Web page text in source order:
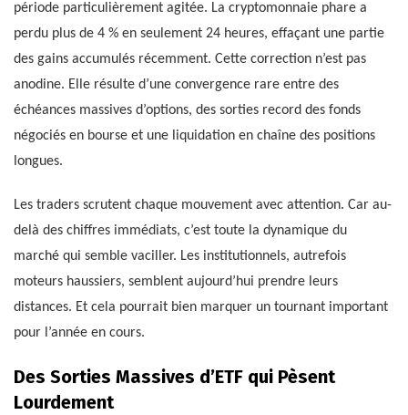
période particulièrement agitée. La cryptomonnaie phare a
perdu plus de 4 % en seulement 24 heures, effaçant une partie
des gains accumulés récemment. Cette correction n’est pas
anodine. Elle résulte d’une convergence rare entre des
échéances massives d’options, des sorties record des fonds
négociés en bourse et une liquidation en chaîne des positions
longues.
Les traders scrutent chaque mouvement avec attention. Car au-
delà des chiffres immédiats, c’est toute la dynamique du
marché qui semble vaciller. Les institutionnels, autrefois
moteurs haussiers, semblent aujourd’hui prendre leurs
distances. Et cela pourrait bien marquer un tournant important
pour l’année en cours.
Des Sorties Massives d’ETF qui Pèsent
Lourdement